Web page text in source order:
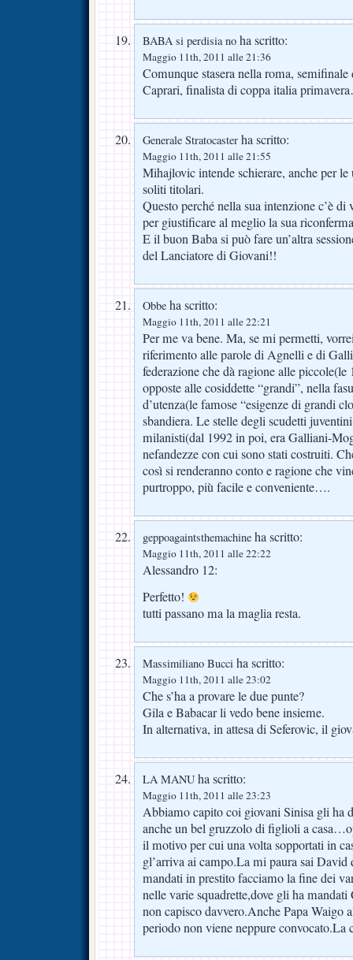
BABA si perdisia no ha scritto:
Maggio 11th, 2011 alle 21:36
Comunque stasera nella roma,
Caprari, finalista di coppa italia
Generale Stratocaster ha scritto:
Maggio 11th, 2011 alle 21:55
Mihajlovic intende schierare, anche per
soliti titolari.
Questo perché nella sua intenzione c’è
per giustificare al meglio la sua
E il buon Baba si può fare un’altra
del Lanciatore di Giovani!!
Obbe ha scritto:
Maggio 11th, 2011 alle 22:21
Per me va bene. Ma, se mi permetti,
riferimento alle parole di Agnelli e di
federazione che dà ragione alle
opposte alle cosiddette “grandi”, nella
d’utenza(le famose “esigenze di grandi
sbandiera. Le stelle degli scudetti
milanisti(dal 1992 in poi, era Galliani-
nefandezze con cui sono stati costruiti.
così si renderanno conto e ragione che
purtroppo, più facile e conveniente….
geppoagaintsthemachine ha scritto:
Maggio 11th, 2011 alle 22:22
Alessandro 12:
Perfetto!
tutti passano ma la maglia resta.
Massimiliano Bucci ha scritto:
Maggio 11th, 2011 alle 23:02
Che s’ha a provare le due punte?
Gila e Babacar li vedo bene insieme.
In alternativa, in attesa di Seferovic, il
LA MANU ha scritto:
Maggio 11th, 2011 alle 23:23
Abbiamo capito coi giovani Sinisa gli ha
anche un bel gruzzolo di figlioli a
il motivo per cui una volta sopportati in
gl’arriva ai campo.La mi paura sai David
mandati in prestito facciamo la fine dei
nelle varie squadrette,dove gli ha
non capisco davvero.Anche Papa Waigo
periodo non viene neppure convocato.La